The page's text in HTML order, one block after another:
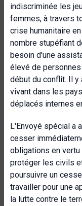
indiscriminée les
femmes, à travers
crise humanitaire
nombre stupéfiant
besoin d'une
élevé de
début du conflit. Il
vivant dans les
déplacés internes
L'Envoyé spécial a
cesser
obligations en vertu
protéger les civils
poursuivre un
travailler pour une
la lutte contre le